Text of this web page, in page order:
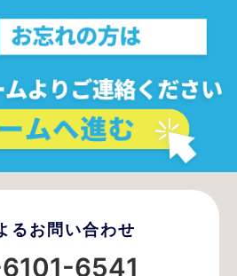
るお問い合わせ
6541